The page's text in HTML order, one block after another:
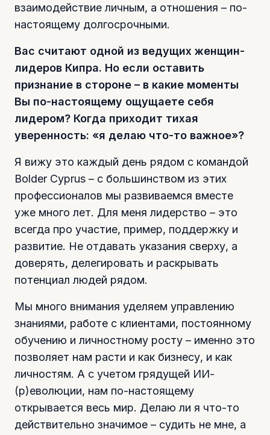
взаимодействие личным, а отношения – по-
настоящему долгосрочными.
Вас считают одной из ведущих женщин-
лидеров Кипра. Но если оставить
признание в стороне – в какие моменты
Вы по-настоящему ощущаете себя
лидером? Когда приходит тихая
уверенность: «я делаю что-то важное»?
Я вижу это каждый день рядом с командой
Bolder Cyprus – с большинством из этих
профессионалов мы развиваемся вместе
уже много лет. Для меня лидерство – это
всегда про участие, пример, поддержку и
развитие. Не отдавать указания сверху, а
доверять, делегировать и раскрывать
потенциал людей рядом.
Мы много внимания уделяем управлению
знаниями, работе с клиентами, постоянному
обучению и личностному росту – именно это
позволяет нам расти и как бизнесу, и как
личностям. А с учетом грядущей ИИ-
(р)еволюции, нам по-настоящему
открывается весь мир. Делаю ли я что-то
действительно значимое – судить не мне, а